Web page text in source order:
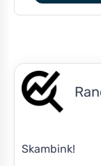
Skambink!